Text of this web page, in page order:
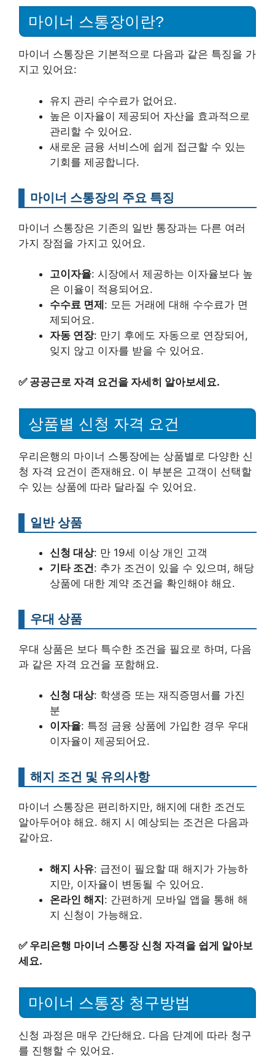
마이너 스통장이란?
마이너 스통장은 기본적으로 다음과 같은 특징을 가
지고 있어요:
유지 관리 수수료가 없어요.
높은 이자율이 제공되어 자산을 효과적으로
관리할 수 있어요.
새로운 금융 서비스에 쉽게 접근할 수 있는
기회를 제공합니다.
마이너 스통장의 주요 특징
마이너 스통장은 기존의 일반 통장과는 다른 여러
가지 장점을 가지고 있어요.
고이자율: 시장에서 제공하는 이자율보다 높
은 이율이 적용되어요.
수수료 면제 : 모든 거래에 대해 수수료가 면
제되어요.
자동 연장: 만기 후에도 자동으로 연장되어,
잊지 않고 이자를 받을 수 있어요.
✅ 공공근로 자격 요건을 자세히 알아보세요.
상품별 신청 자격 요건
우리은행의 마이너 스통장에는 상품별로 다양한 신
청 자격 요건이 존재해요. 이 부분은 고객이 선택할
수 있는 상품에 따라 달라질 수 있어요.
일반 상품
신청 대상: 만 19세 이상 개인 고객
기타 조건: 추가 조건이 있을 수 있으며, 해당
상품에 대한 계약 조건을 확인해야 해요.
우대 상품
우대 상품은 보다 특수한 조건을 필요로 하며, 다음
과 같은 자격 요건을 포함해요.
신청 대상: 학생증 또는 재직증명서를 가진
분
이자율: 특정 금융 상품에 가입한 경우 우대
이자율이 제공되어요.
해지 조건 및 유의사항
마이너 스통장은 편리하지만, 해지에 대한 조건도
알아두어야 해요. 해지 시 예상되는 조건은 다음과
같아요.
해지 사유: 급전이 필요할 때 해지가 가능하
지만, 이자율이 변동될 수 있어요.
온라인 해지: 간편하게 모바일 앱을 통해 해
지 신청이 가능해요.
✅ 우리은행 마이너 스통장 신청 자격을 쉽게 알아보
세요.
마이너 스통장 청구방법
신청 과정은 매우 간단해요. 다음 단계에 따라 청구
를 진행할 수 있어요.